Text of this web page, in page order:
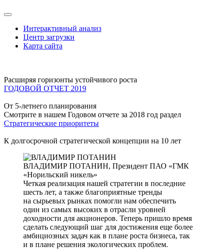
Интерактивный анализ
Центр загрузки
Карта сайта
Расширяя горизонты устойчивого роста
ГОДОВОЙ ОТЧЕТ 2019
От 5-летнего планирования
Смотрите в нашем Годовом отчете за 2018 год раздел
Стратегические приоритеты
К долгосрочной стратегической концепции на 10 лет
ВЛАДИМИР ПОТАНИН, Президент ПАО «ГМК
«Норильский никель»
Четкая реализация нашей стратегии в последние
шесть лет, а также благоприятные тренды
на сырьевых рынках помогли нам обеспечить
один из самых высоких в отрасли уровней
доходности для акционеров. Теперь пришло время
сделать следующий шаг для достижения еще более
амбициозных задач как в плане роста бизнеса, так
и в плане решения экологических проблем.